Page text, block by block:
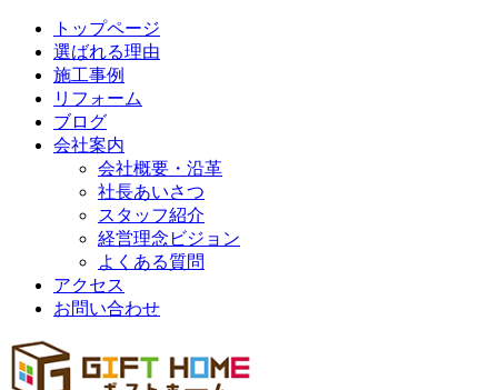
トップページ
選ばれる理由
施工事例
リフォーム
ブログ
会社案内
会社概要・沿革
社長あいさつ
スタッフ紹介
経営理念ビジョン
よくある質問
アクセス
お問い合わせ